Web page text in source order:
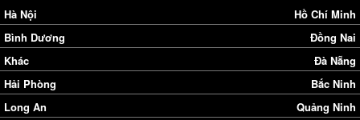
Hà Nội
Hồ Chí Minh
Bình Dương
Đồng Nai
Khác
Đà Nẵng
Hải Phòng
Bắc Ninh
Long An
Quảng Ninh